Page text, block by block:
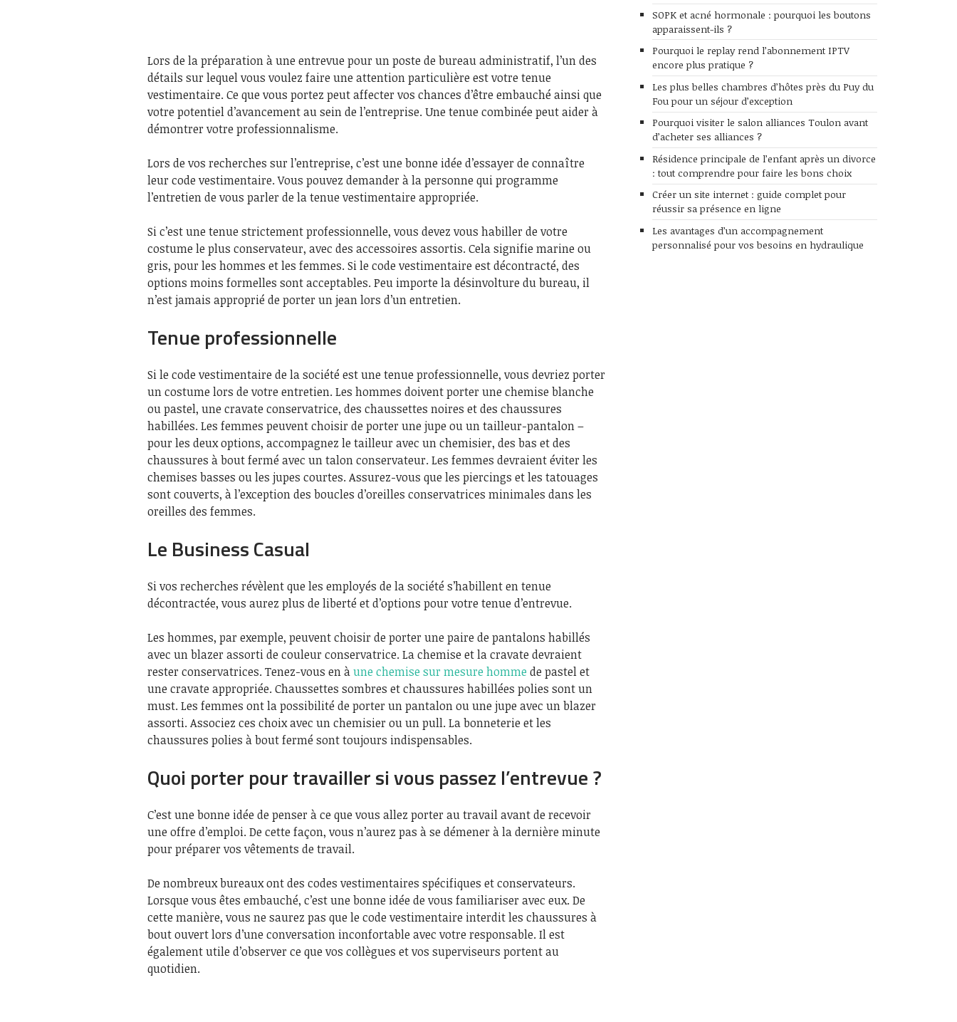
Lors de la préparation à une entrevue pour un poste de bureau administratif, l’un des
détails sur lequel vous voulez faire une attention particulière est votre tenue
vestimentaire. Ce que vous portez peut affecter vos chances d’être embauché ainsi que
votre potentiel d’avancement au sein de l’entreprise. Une tenue combinée peut aider à
démontrer votre professionnalisme.
Lors de vos recherches sur l’entreprise, c’est une bonne idée d’essayer de connaître
leur code vestimentaire. Vous pouvez demander à la personne qui programme
l’entretien de vous parler de la tenue vestimentaire appropriée.
Si c’est une tenue strictement professionnelle, vous devez vous habiller de votre
costume le plus conservateur, avec des accessoires assortis. Cela signifie marine ou
gris, pour les hommes et les femmes. Si le code vestimentaire est décontracté, des
options moins formelles sont acceptables. Peu importe la désinvolture du bureau, il
n’est jamais approprié de porter un jean lors d’un entretien.
Tenue professionnelle
Si le code vestimentaire de la société est une tenue professionnelle, vous devriez porter
un costume lors de votre entretien. Les hommes doivent porter une chemise blanche
ou pastel, une cravate conservatrice, des chaussettes noires et des chaussures
habillées. Les femmes peuvent choisir de porter une jupe ou un tailleur-pantalon –
pour les deux options, accompagnez le tailleur avec un chemisier, des bas et des
chaussures à bout fermé avec un talon conservateur. Les femmes devraient éviter les
chemises basses ou les jupes courtes. Assurez-vous que les piercings et les tatouages
sont couverts, à l’exception des boucles d’oreilles conservatrices minimales dans les
oreilles des femmes.
Le Business Casual
Si vos recherches révèlent que les employés de la société s’habillent en tenue
décontractée, vous aurez plus de liberté et d’options pour votre tenue d’entrevue.
Les hommes, par exemple, peuvent choisir de porter une paire de pantalons habillés
avec un blazer assorti de couleur conservatrice. La chemise et la cravate devraient
rester conservatrices. Tenez-vous en àune chemise sur mesure homme de pastel et
une cravate appropriée. Chaussettes sombres et chaussures habillées polies sont un
must. Les femmes ont la possibilité de porter un pantalon ou une jupe avec un blazer
assorti. Associez ces choix avec un chemisier ou un pull. La bonneterie et les
chaussures polies à bout fermé sont toujours indispensables.
Quoi porter pour travailler si vous passez l’entrevue ?
C’est une bonne idée de penser à ce que vous allez porter au travail avant de recevoir
une offre d’emploi. De cette façon, vous n’aurez pas à se démener à la dernière minute
pour préparer vos vêtements de travail.
De nombreux bureaux ont des codes vestimentaires spécifiques et conservateurs.
Lorsque vous êtes embauché, c’est une bonne idée de vous familiariser avec eux. De
cette manière, vous ne saurez pas que le code vestimentaire interdit les chaussures à
bout ouvert lors d’une conversation inconfortable avec votre responsable. Il est
également utile d’observer ce que vos collègues et vos superviseurs portent au
quotidien.
SOPK et acné hormonale : pourquoi les boutons
apparaissent-ils ?
Pourquoi le replay rend l’abonnement IPTV
encore plus pratique ?
Les plus belles chambres d’hôtes près du Puy du
Fou pour un séjour d’exception
Pourquoi visiter le salon alliances Toulon avant
d’acheter ses alliances ?
Résidence principale de l’enfant après un divorce
: tout comprendre pour faire les bons choix
Créer un site internet : guide complet pour
réussir sa présence en ligne
Les avantages d’un accompagnement
personnalisé pour vos besoins en hydraulique